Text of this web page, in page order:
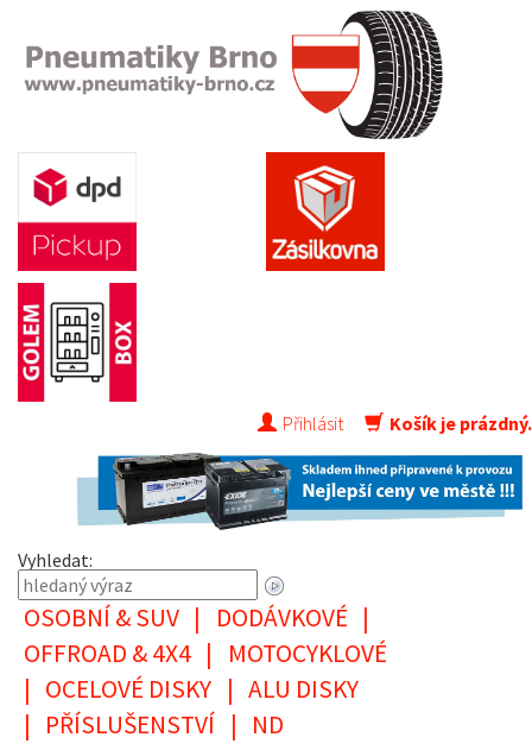
Přihlásit Košík je prázdný.
Vyhledat:
OSOBNÍ & SUV | DODÁVKOVÉ |
OFFROAD & 4X4 |
MOTOCYKLOVÉ
| OCELOVÉ DISKY | ALU DISKY
| PŘÍSLUŠENSTVÍ | ND